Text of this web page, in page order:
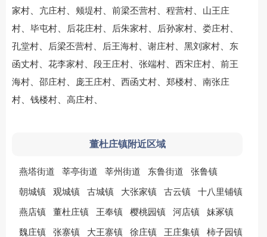
家村
亢庄村 颊堤村 前梁丕营村 程营村
山王庄
村
毕屯村 后花庄村 后朱家村 后孙家村 娄庄村
孔堂村 后梁丕营村 后王海村 谢庄村 黑刘家村
东
函丈村
花李家村 段王庄村 张端村 西宋庄村
前王
海村
邵庄村 庞王庄村 西函丈村 郑楼村
南张庄
村
钱楼村 高庄村
董杜庄镇附近区域
燕塔街道 莘亭街道 莘州街道 东鲁街道 张鲁镇
朝城镇 观城镇 古城镇 大张家镇 古云镇 十八里铺镇
燕店镇 董杜庄镇 王奉镇 樱桃园镇 河店镇 妹冢镇
魏庄镇 张寨镇 大王寨镇 徐庄镇 王庄集镇 柿子园镇